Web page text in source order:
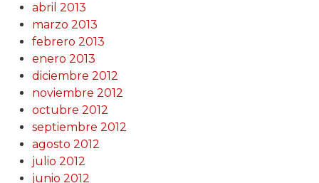
abril 2013
marzo 2013
febrero 2013
enero 2013
diciembre 2012
noviembre 2012
octubre 2012
septiembre 2012
agosto 2012
julio 2012
junio 2012